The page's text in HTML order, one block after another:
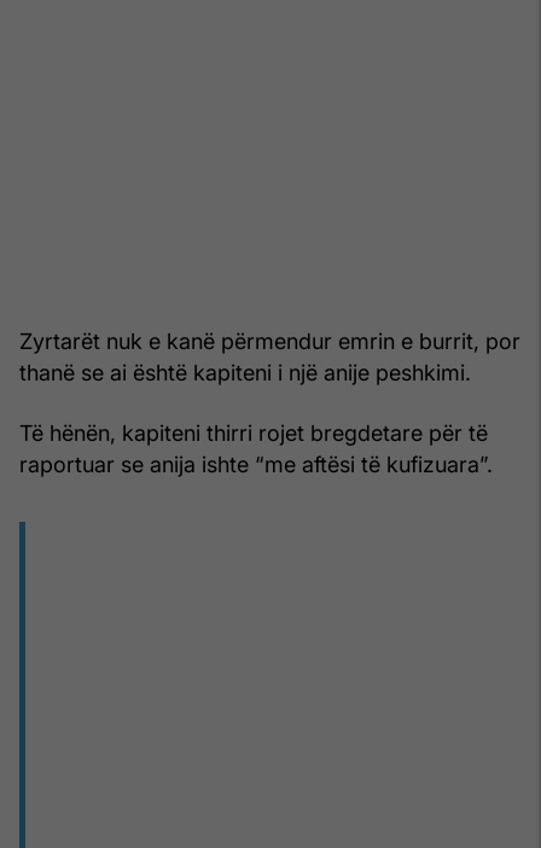
Zyrtarët nuk e kanë përmendur emrin e burrit, por
thanë se ai është kapiteni i një anije peshkimi.
Të hënën, kapiteni thirri rojet bregdetare për të
raportuar se anija ishte “me aftësi të kufizuara”.